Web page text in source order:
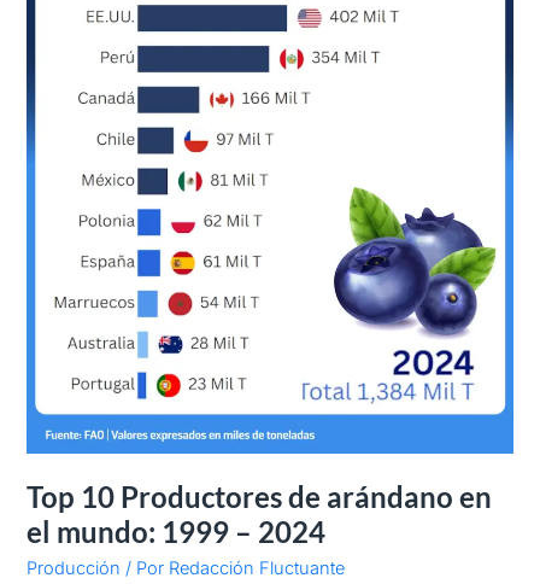
Top 10 Productores de arándano en
el mundo: 1999 – 2024
Producción / Por Redacción Fluctuante
2024